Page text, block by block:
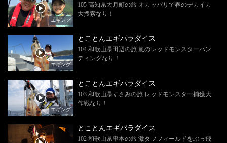
エギング
105 高知県大月町の旅 オカッパリで春のデカイカ
大捜索なり！
エギング
とことんエギパラダイス
104 和歌山県田辺の旅 嵐のレッドモンスターハン
ティングなり！
エギング
とことんエギパラダイス
103 和歌山県すさみの旅 レッドモンスター捕獲大
作戦なり！
とことんエギパラダイス
102 和歌山県串本の旅 激タフフィールドをぶっ飛